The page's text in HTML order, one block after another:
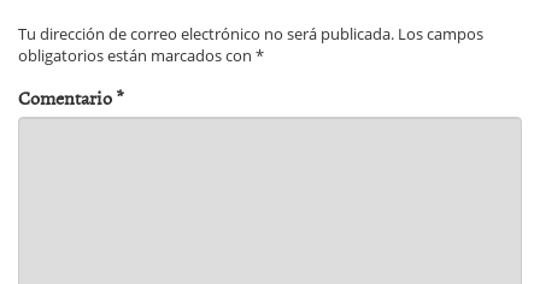
Tu dirección de correo electrónico no será publicada. Los campos
obligatorios están marcados con *
Comentario*